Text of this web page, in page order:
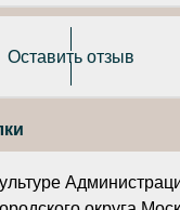
Оставить отзыв